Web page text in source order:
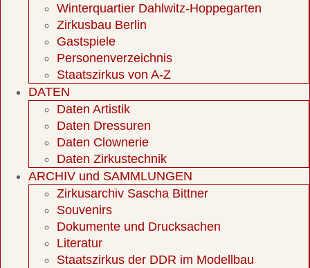
Winterquartier Dahlwitz-Hoppegarten
Zirkusbau Berlin
Gastspiele
Personenverzeichnis
Staatszirkus von A-Z
DATEN
Daten Artistik
Daten Dressuren
Daten Clownerie
Daten Zirkustechnik
ARCHIV und SAMMLUNGEN
Zirkusarchiv Sascha Bittner
Souvenirs
Dokumente und Drucksachen
Literatur
Staatszirkus der DDR im Modellbau